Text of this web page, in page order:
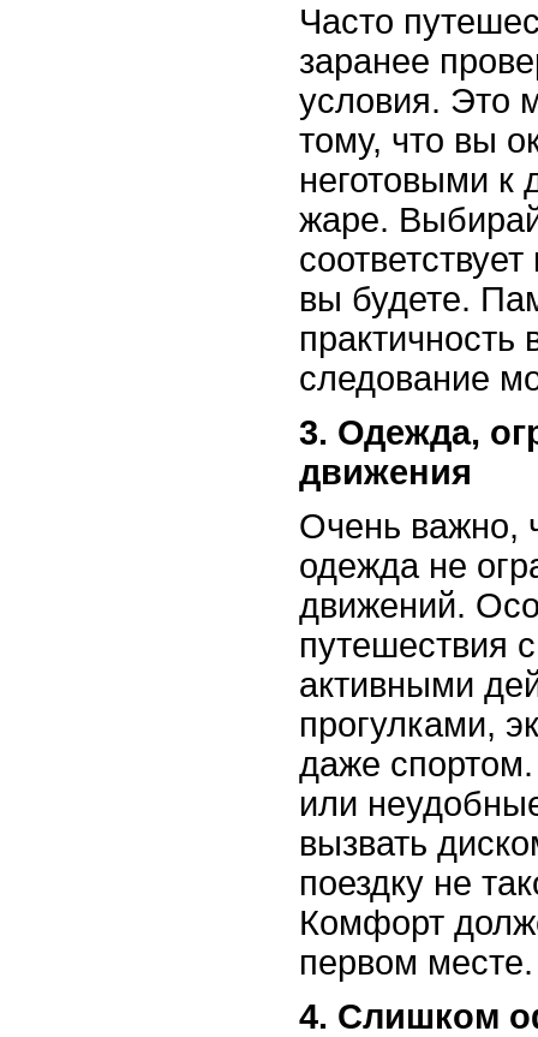
Часто
заранее
условия. Это
тому, что вы
неготовыми к
жаре.
вы будете.
следование
3. Одежда,
движения
Очень важно,
одежда не
движений.
путешествия
активными
прогулками,
даже
или
вызвать
поездку не
Комфорт
первом месте.
4. Слишком